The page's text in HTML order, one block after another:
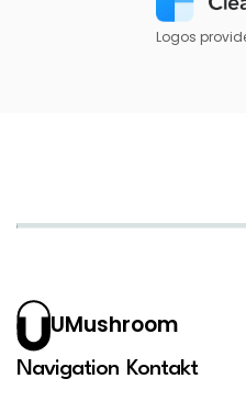
Logos
UMushroom
Navigation Kontakt